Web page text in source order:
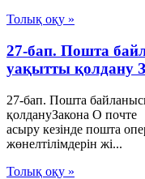
Толық оқу »
27-бап. Пошта
уақытты қолдану
27-бап. Пошта
қолдануЗакона О
асыру кезінде пошта
жөнелтілімдерін жі...
Толық оқу »